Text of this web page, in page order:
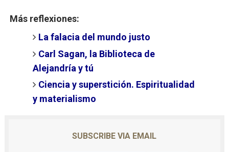
Más reflexiones:
La falacia del mundo justo
Carl Sagan, la Biblioteca de
Alejandría y tú
Ciencia y superstición. Espiritualidad
y materialismo
SUBSCRIBE VIA EMAIL